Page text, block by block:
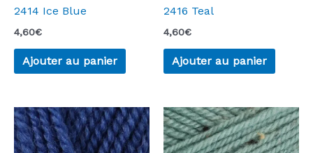
2414 Ice Blue
4,60€
Ajouter au panier
2416 Teal
4,60€
Ajouter au panier